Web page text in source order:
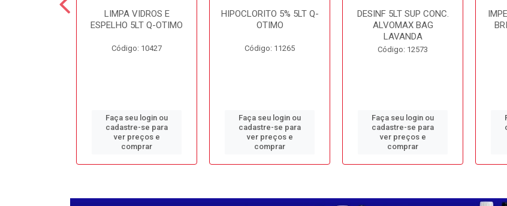
LIMPA VIDROS E
ESPELHO 5LT Q-OTIMO
Código: 10427
Faça seu login ou
cadastre-se para
ver preços e
comprar
HIPOCLORITO 5% 5LT Q-
OTIMO
Código: 11265
Faça seu login ou
cadastre-se para
ver preços e
comprar
DESINF 5LT SUP CONC.
ALVOMAX BAG
LAVANDA
Código: 12573
Faça seu login ou
cadastre-se para
ver preços e
comprar